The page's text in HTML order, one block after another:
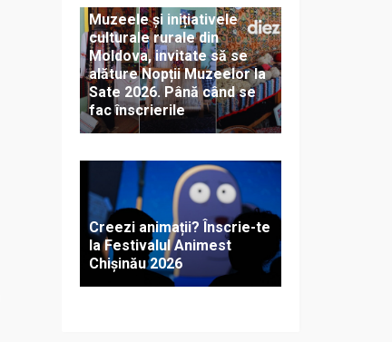
Muzeele și inițiativele
culturale rurale din
Moldova, invitate să se
alăture Nopții Muzeelor la
Sate 2026. Până când se
fac înscrierile
Creezi animații? Înscrie-te
la Festivalul Animest
Chișinău 2026